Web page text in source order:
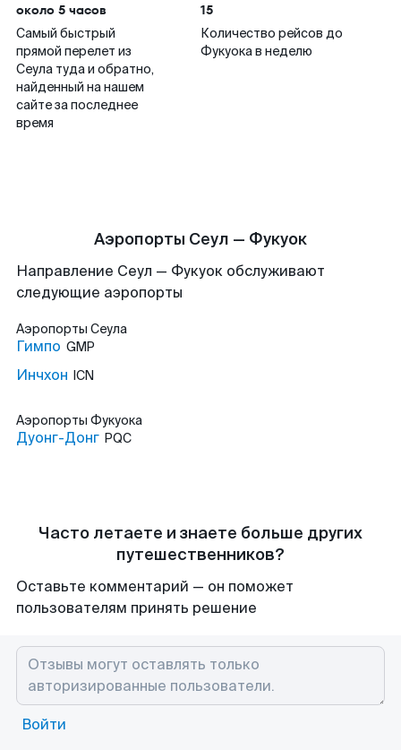
около 5 часов
Самый быстрый
прямой перелет из
Сеула туда и обратно,
найденный на нашем
сайте за последнее
время
15
Количество рейсов до
Фукуока в неделю
Аэропорты Сеул — Фукуок
Направление Сеул — Фукуок обслуживают
следующие аэропорты
Аэропорты Сеула
Гимпо GMP
Инчхон ICN
Аэропорты Фукуока
Дуонг-Донг PQC
Часто летаете и знаете больше других
путешественников?
Оставьте комментарий — он поможет
пользователям принять решение
Войти